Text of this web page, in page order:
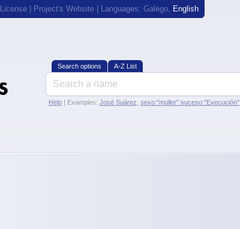
License Project's Website | Languages: Galego, English
Search options A-Z List
Help | Examples: José Suárez sexo:"muller" suceso:"Execución"